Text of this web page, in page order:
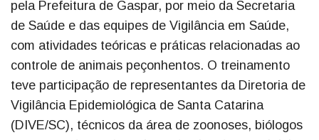
pela Prefeitura de Gaspar, por meio da Secretaria
de Saúde e das equipes de Vigilância em Saúde,
com atividades teóricas e práticas relacionadas ao
controle de animais peçonhentos. O treinamento
teve participação de representantes da Diretoria de
Vigilância Epidemiológica de Santa Catarina
(DIVE/SC), técnicos da área de zoonoses, biólogos